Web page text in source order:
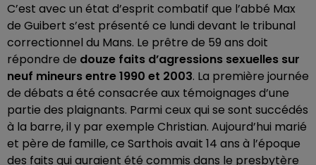
C’est avec un état d’esprit combatif que l’abbé Max
de Guibert s’est présenté ce lundi devant le tribunal
correctionnel du Mans. Le prêtre de 59 ans doit
répondre de douze faits d’agressions sexuelles sur
neuf mineurs entre 1990 et 2003. La première journée
de débats a été consacrée aux témoignages d’une
partie des plaignants. Parmi ceux qui se sont succédés
à la barre, il y par exemple Christian. Aujourd’hui marié
et père de famille, ce Sarthois avait 14 ans à l’époque
des faits qui auraient été commis dans le presbytère